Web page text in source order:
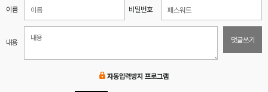
이름 비밀번호
내용 댓글쓰기
자동입력방지 프로그램